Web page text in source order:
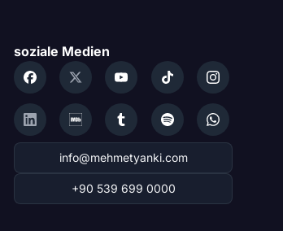
soziale Medien
info@mehmetyanki.com
+90 539 699 0000